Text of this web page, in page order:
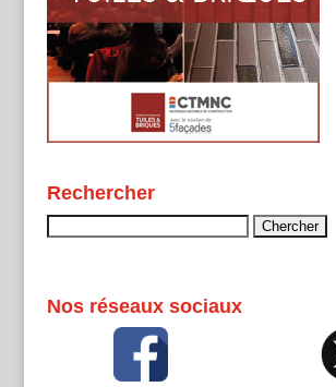
Rechercher
Nos réseaux sociaux